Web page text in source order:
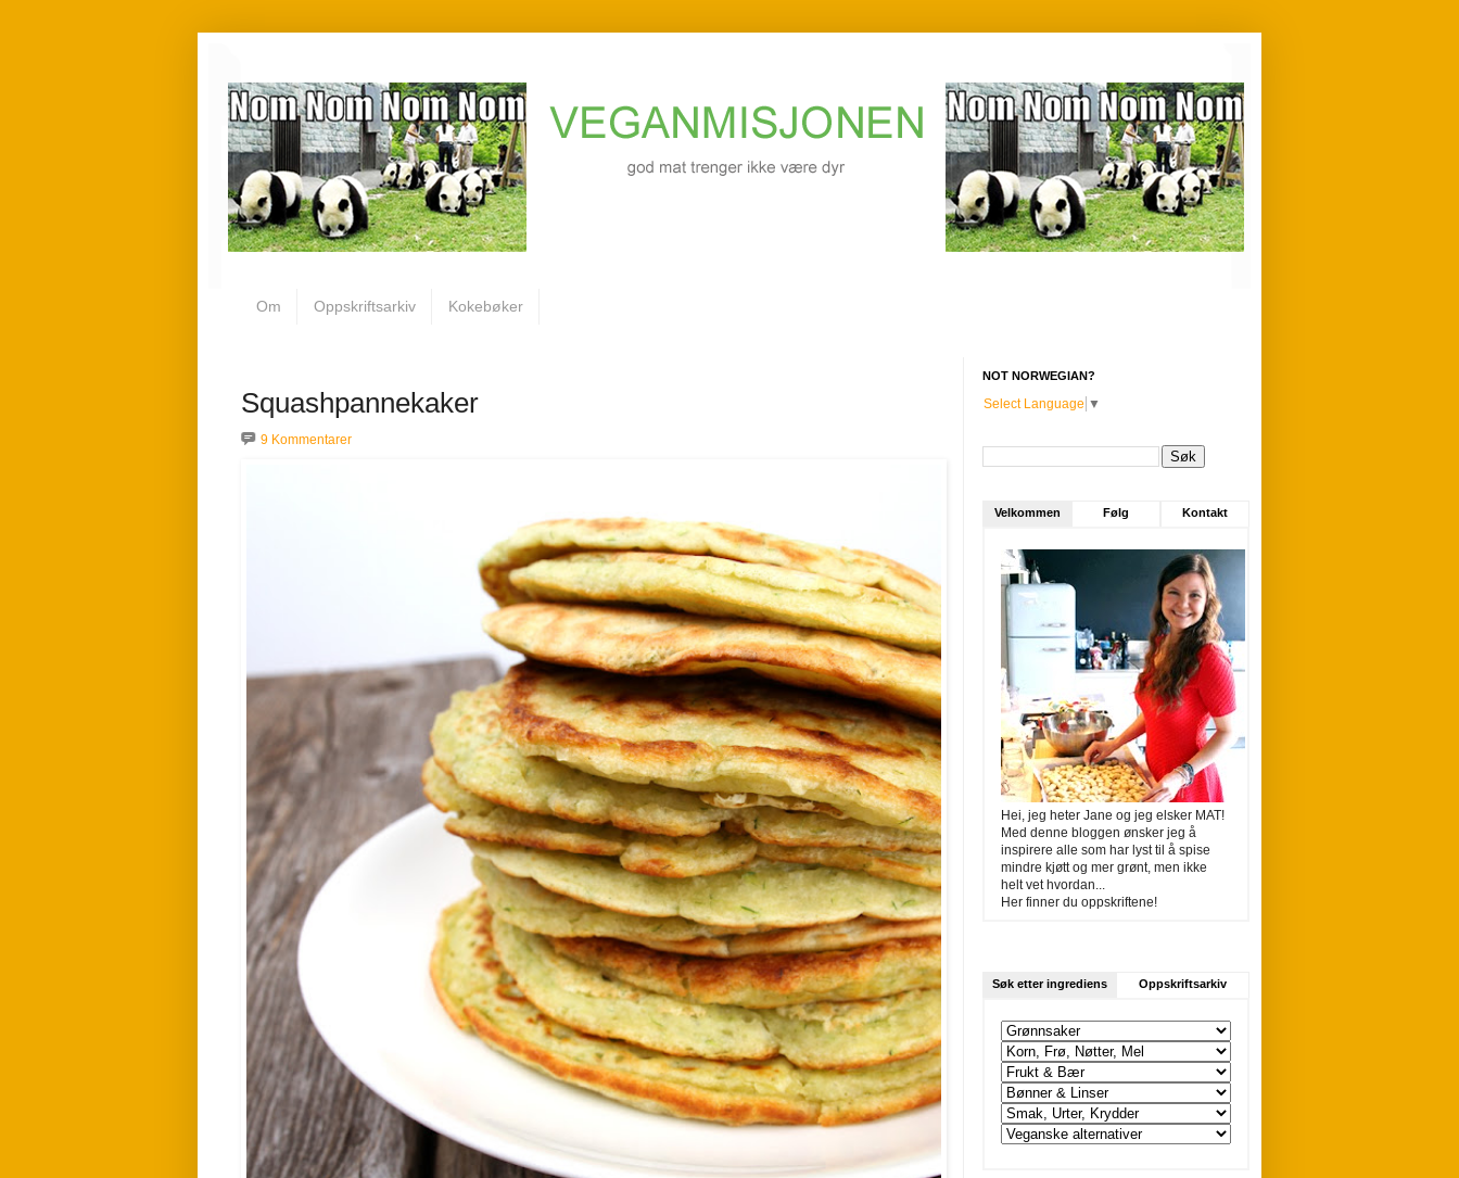
Om Oppskriftsarkiv Kokebøker
Squashpannekaker
9 Kommentarer
NOT NORWEGIAN?
Select Language ▼
Velkommen Følg Kontakt
Hei, jeg heter Jane og jeg elsker MAT!
Med denne bloggen ønsker jeg å
inspirere alle som har lyst til å spise
mindre kjøtt og mer grønt, men ikke
helt vet hvordan...
Her finner du oppskriftene!
Søk etter ingrediens Oppskriftsarkiv